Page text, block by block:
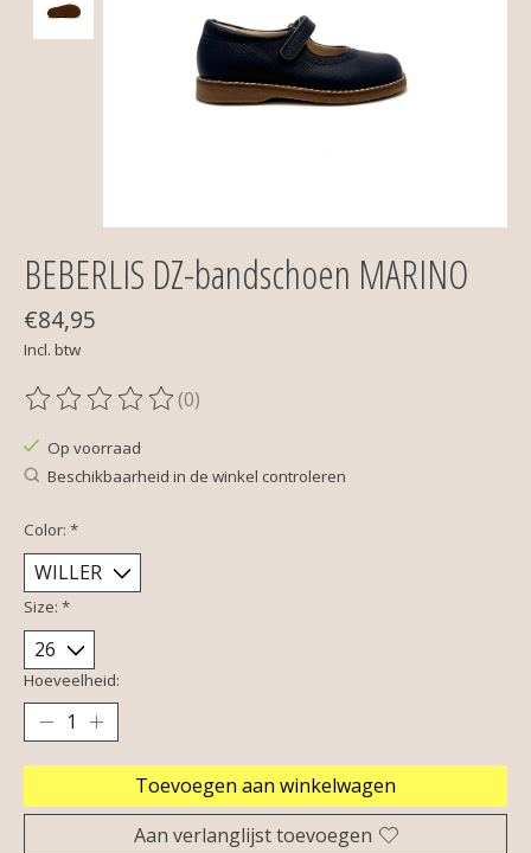
BEBERLIS DZ-bandschoen MARINO
€84,95
Incl. btw
De beoordeling van dit product is
(0)
Op voorraad
Beschikbaarheid in de winkel controleren
Color: *
Size: *
Hoeveelheid:
Toevoegen aan winkelwagen
Aan verlanglijst toevoegen